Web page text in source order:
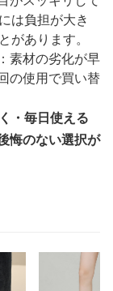
は負担が大き
があります。
：素材の劣化が早
の使用で買い替
・毎日使える
悔のない選択が